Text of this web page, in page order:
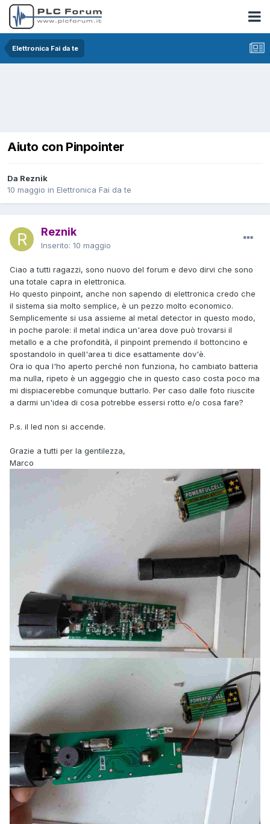
Elettronica Fai da te
Aiuto con Pinpointer
Da Reznik
10 maggio in Elettronica Fai da te
Reznik
Inserito: 10 maggio
Ciao a tutti ragazzi, sono nuovo del forum e devo dirvi che sono
una totale capra in elettronica.
Ho questo pinpoint, anche non sapendo di elettronica credo che
il sistema sia molto semplice, è un pezzo molto economico.
Semplicemente si usa assieme al metal detector in questo modo,
in poche parole: il metal indica un'area dove può trovarsi il
metallo e a che profondità, il pinpoint premendo il bottoncino e
spostandolo in quell'area ti dice esattamente dov'è.
Ora io qua l'ho aperto perché non funziona, ho cambiato batteria
ma nulla, ripeto è un aggeggio che in questo caso costa poco ma
mi dispiacerebbe comunque buttarlo. Per caso dalle foto riuscite
a darmi un'idea di cosa potrebbe essersi rotto e/o cosa fare?
P.s. il led non si accende.
Grazie a tutti per la gentilezza,
Marco